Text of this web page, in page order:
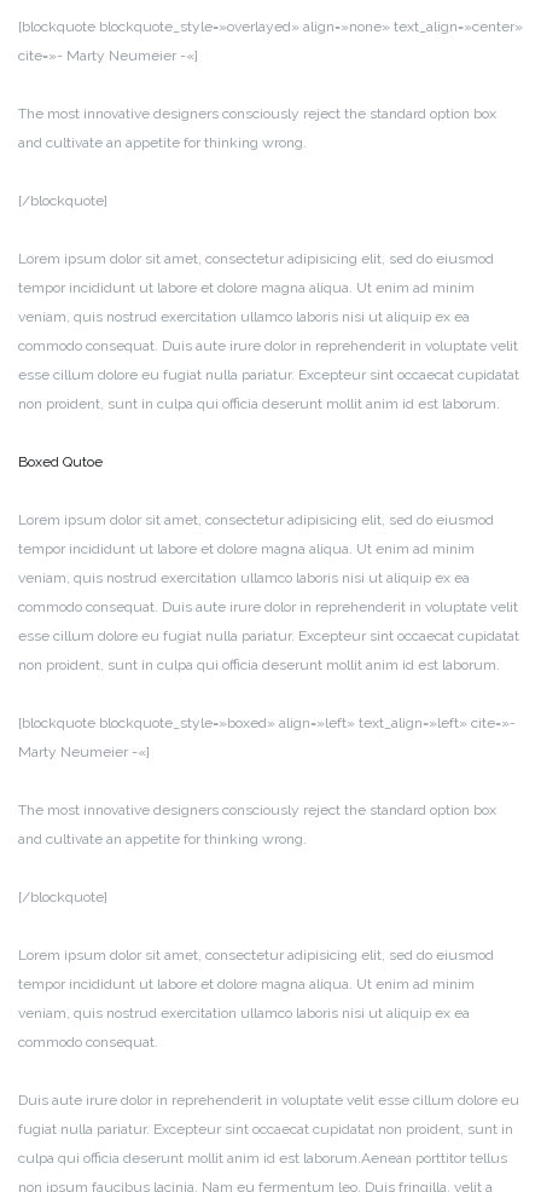
[blockquote blockquote_style=»overlayed» align=»none» text_align=»center»
cite=»- Marty Neumeier -«]
The most innovative designers consciously reject the standard option box
and cultivate an appetite for thinking wrong.
[/blockquote]
Lorem ipsum dolor sit amet, consectetur adipisicing elit, sed do eiusmod
tempor incididunt ut labore et dolore magna aliqua. Ut enim ad minim
veniam, quis nostrud exercitation ullamco laboris nisi ut aliquip ex ea
commodo consequat. Duis aute irure dolor in reprehenderit in voluptate velit
esse cillum dolore eu fugiat nulla pariatur. Excepteur sint occaecat cupidatat
non proident, sunt in culpa qui officia deserunt mollit anim id est laborum.
Boxed Qutoe
Lorem ipsum dolor sit amet, consectetur adipisicing elit, sed do eiusmod
tempor incididunt ut labore et dolore magna aliqua. Ut enim ad minim
veniam, quis nostrud exercitation ullamco laboris nisi ut aliquip ex ea
commodo consequat. Duis aute irure dolor in reprehenderit in voluptate velit
esse cillum dolore eu fugiat nulla pariatur. Excepteur sint occaecat cupidatat
non proident, sunt in culpa qui officia deserunt mollit anim id est laborum.
[blockquote blockquote_style=»boxed» align=»left» text_align=»left» cite=»-
Marty Neumeier -«]
The most innovative designers consciously reject the standard option box
and cultivate an appetite for thinking wrong.
[/blockquote]
Lorem ipsum dolor sit amet, consectetur adipisicing elit, sed do eiusmod
tempor incididunt ut labore et dolore magna aliqua. Ut enim ad minim
veniam, quis nostrud exercitation ullamco laboris nisi ut aliquip ex ea
commodo consequat.
Duis aute irure dolor in reprehenderit in voluptate velit esse cillum dolore eu
fugiat nulla pariatur. Excepteur sint occaecat cupidatat non proident, sunt in
culpa qui officia deserunt mollit anim id est laborum.Aenean porttitor tellus
non ipsum faucibus lacinia. Nam eu fermentum leo. Duis fringilla, velit a